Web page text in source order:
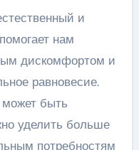
и
нам
дискомфортом и
равновесие.
быть
уделить больше
потребностям